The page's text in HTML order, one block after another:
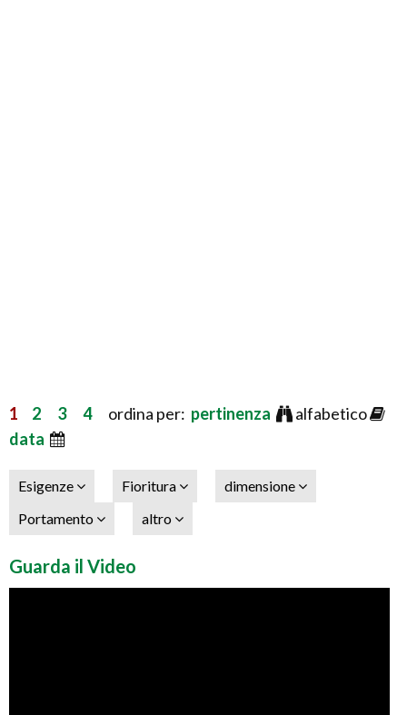
1 2 3 4ordina per: pertinenza
alfabetico
data
Esigenze Fioritura
dimensione
Portamento
altro
Guarda il Video